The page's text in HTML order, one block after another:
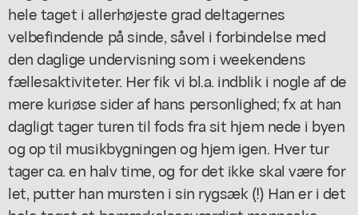
hele taget i allerhøjeste grad deltagernes
velbefindende på sinde, såvel i forbindelse med
den daglige undervisning som i weekendens
fællesaktiviteter. Her fik vi bl.a. indblik i nogle af de
mere kuriøse sider af hans personlighed; fx at han
dagligt tager turen til fods fra sit hjem nede i byen
og op til musikbygningen og hjem igen. Hver tur
tager ca. en halv time, og for det ikke skal være for
let, putter han mursten i sin rygsæk (!) Han er i det